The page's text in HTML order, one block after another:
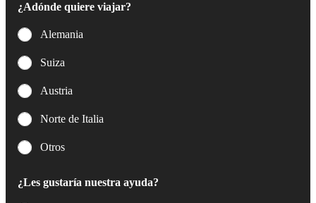
r
ó
n
c
*
¿Adónde quiere viajar?
Alemania
Suiza
Austria
Norte de Italia
Otros
¿Les gustaría nuestra ayuda?